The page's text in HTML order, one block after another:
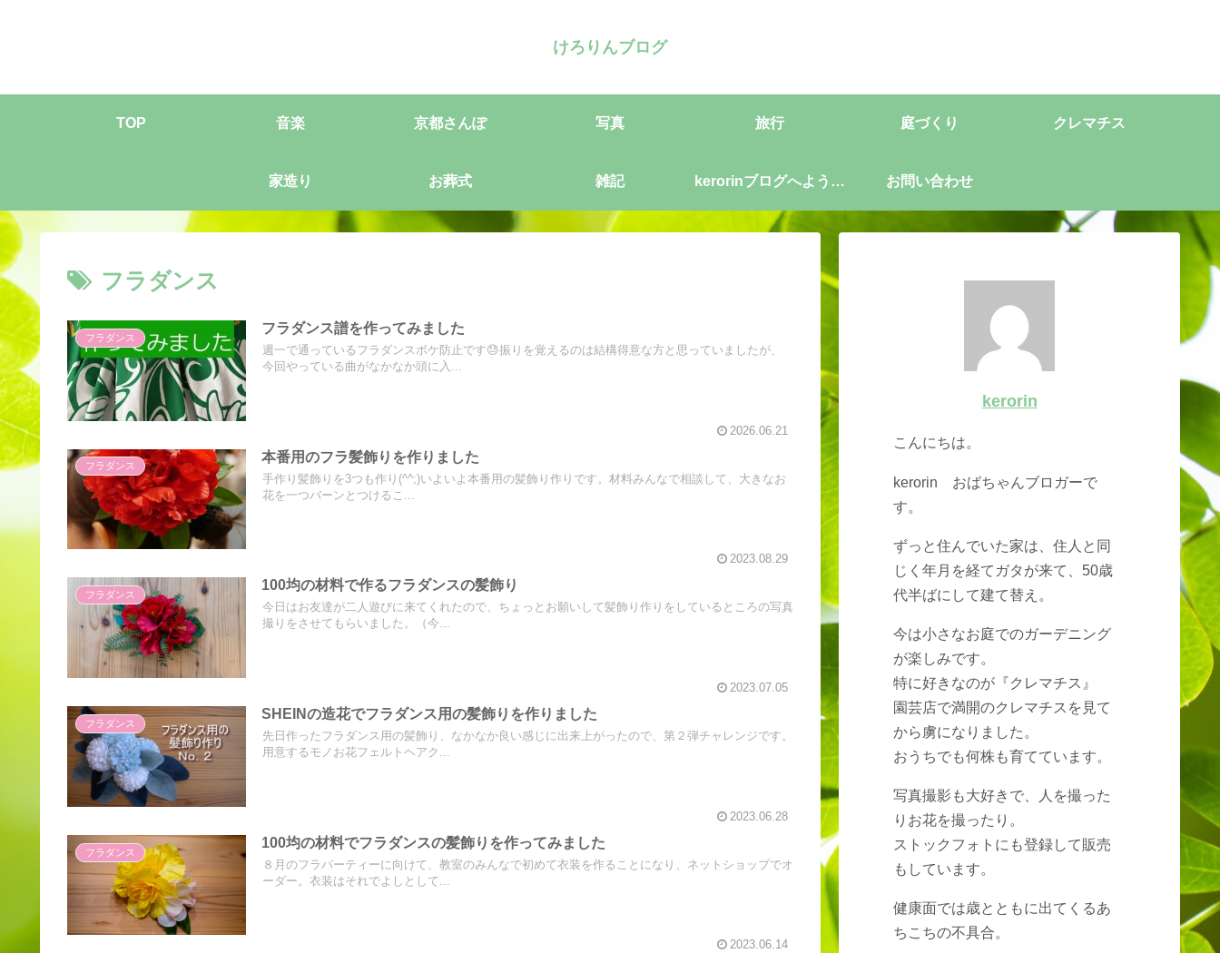
けろりんブログ
TOP 音楽 京都さんぽ 写真 旅行 庭づくり クレマチス
家造り お葬式 雑記 kerorinブログへようこ お問い合わせ
フラダンス
フラダンス
フラダンス譜を作ってみました
週一で通っているフラダンスボケ防止です😓振りを覚えるのは結構得意な方と思っていましたが、
今回やっている曲がなかなか頭に入...
2026.06.21
フラダンス
本番用のフラ髪飾りを作りました
手作り髪飾りを3つも作り(^^;)いよいよ本番用の髪飾り作りです。材料みんなで相談して、大きなお
花を一つバーンとつけるこ...
2023.08.29
フラダンス
100均の材料で作るフラダンスの髪飾り
今日はお友達が二人遊びに来てくれたので、ちょっとお願いして髪飾り作りをしているところの写真
撮りをさせてもらいました。（今...
2023.07.05
フラダンス
SHEINの造花でフラダンス用の髪飾りを作りました
先日作ったフラダンス用の髪飾り、なかなか良い感じに出来上がったので、第２弾チャレンジです。
用意するモノお花フェルトヘアク...
2023.06.28
フラダンス
100均の材料でフラダンスの髪飾りを作ってみました
８月のフラパーティーに向けて、教室のみんなで初めて衣装を作ることになり、ネットショップでオ
ーダー。衣装はそれでよしとして...
2023.06.14
kerorin
こんにちは。
kerorin おばちゃんブロガーで
す。
ずっと住んでいた家は、住人と同
じく年月を経てガタが来て、50歳
代半ばにして建て替え。
今は小さなお庭でのガーデニング
が楽しみです。
特に好きなのが『クレマチス』
園芸店で満開のクレマチスを見て
から虜になりました。
おうちでも何株も育てています。
写真撮影も大好きで、人を撮った
りお花を撮ったり。
ストックフォトにも登録して販売
もしています。
健康面では歳とともに出てくるあ
ちこちの不具合。